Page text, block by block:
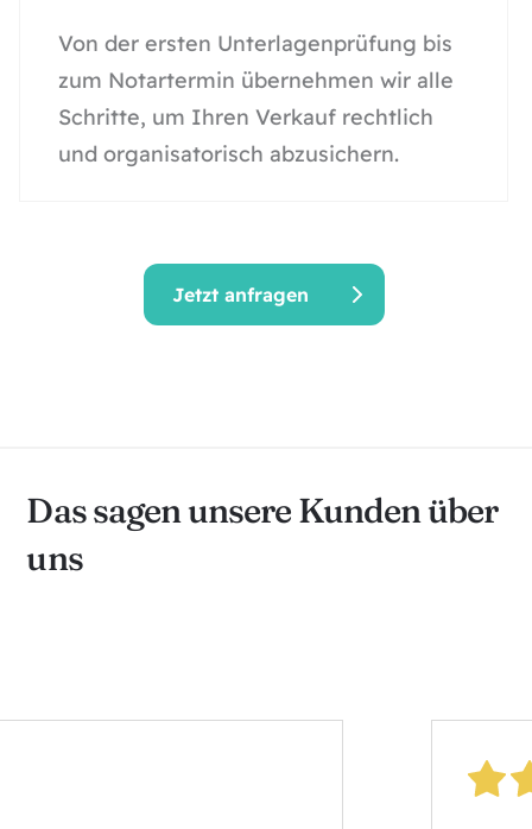
Von der ersten Unterlagenprüfung bis
zum Notartermin übernehmen wir alle
Schritte, um Ihren Verkauf rechtlich
und organisatorisch abzusichern.
Jetzt anfragen
Das sagen unsere Kunden über
uns